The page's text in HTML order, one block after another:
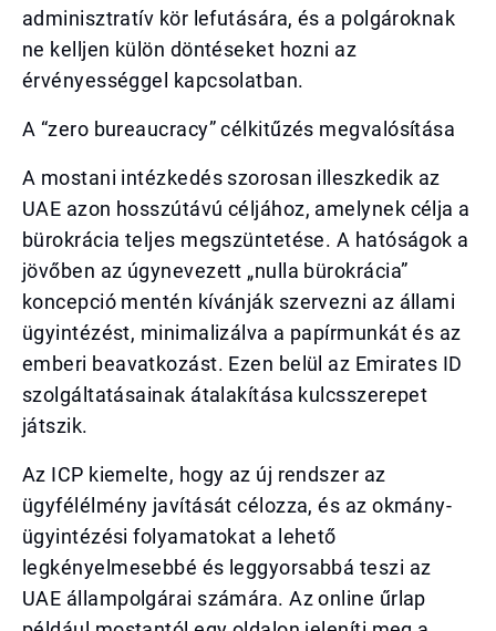
adminisztratív kör lefutására, és a polgároknak
ne kelljen külön döntéseket hozni az
érvényességgel kapcsolatban.
A “zero bureaucracy” célkitűzés megvalósítása
A mostani intézkedés szorosan illeszkedik az
UAE azon hosszútávú céljához, amelynek célja a
bürokrácia teljes megszüntetése. A hatóságok a
jövőben az úgynevezett „nulla bürokrácia”
koncepció mentén kívánják szervezni az állami
ügyintézést, minimalizálva a papírmunkát és az
emberi beavatkozást. Ezen belül az Emirates ID
szolgáltatásainak átalakítása kulcsszerepet
játszik.
Az ICP kiemelte, hogy az új rendszer az
ügyfélélmény javítását célozza, és az okmány-
ügyintézési folyamatokat a lehető
legkényelmesebbé és leggyorsabbá teszi az
UAE állampolgárai számára. Az online űrlap